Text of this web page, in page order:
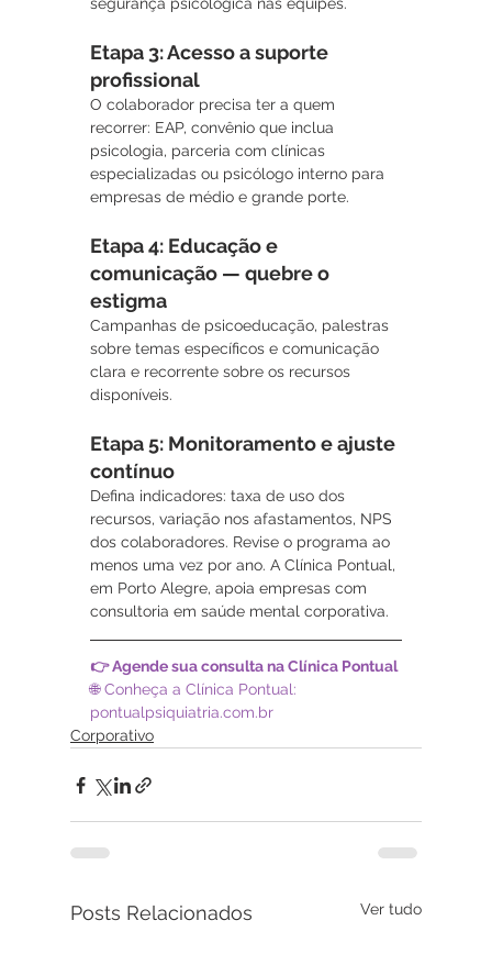
Etapa 3: Acesso a suporte
profissional
O colaborador precisa ter a quem
recorrer: EAP, convênio que inclua
psicologia, parceria com clínicas
especializadas ou psicólogo interno para
empresas de médio e grande porte.
Etapa 4: Educação e
comunicação — quebre o
estigma
Campanhas de psicoeducação, palestras
sobre temas específicos e comunicação
clara e recorrente sobre os recursos
disponíveis.
Etapa 5: Monitoramento e ajuste
contínuo
Defina indicadores: taxa de uso dos
recursos, variação nos afastamentos, NPS
dos colaboradores. Revise o programa ao
menos uma vez por ano. A Clínica Pontual,
em Porto Alegre, apoia empresas com
consultoria em saúde mental corporativa.
👉 Agende sua consulta na Clínica Pontual
🌐 Conheça a Clínica Pontual:
pontualpsiquiatria.com.br
Corporativo
Posts Relacionados Ver tudo